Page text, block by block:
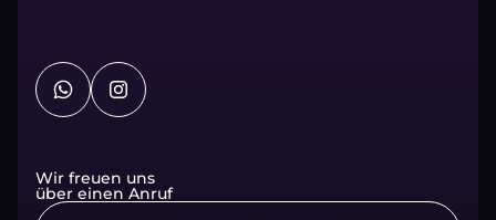
Wir freuen uns
über einen Anruf